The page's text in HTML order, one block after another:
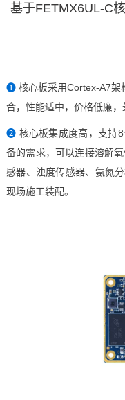
基于FETMX6UL-C
❶ 核心板采用Cortex-A7架
合，性能适中，价格低廉，
❷ 核心板集成度高，支持
备的需求，可以连接溶解
感器、浊度传感器、氨氮
现场施工装配。